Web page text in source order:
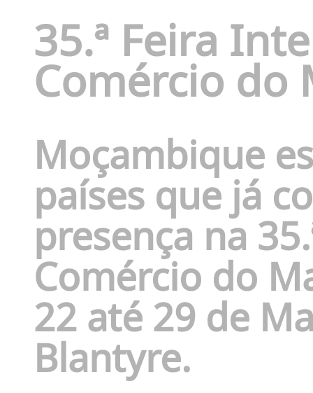
35.ª Feira
Comércio do
Moçambique
países que já
presença na
Comércio do
22 até 29 de
Blantyre.